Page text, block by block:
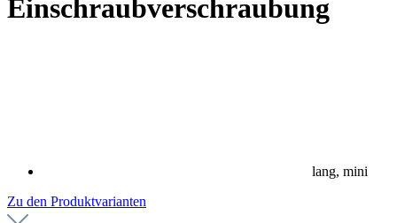
Einschraubverschraubung
lang, mini
Zu den Produktvarianten